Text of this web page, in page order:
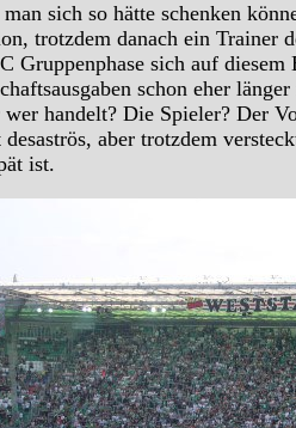
sich so hätte schenken
trotzdem danach ein Trainer
sich auf
schon eher
handelt? Die Spieler? Der
aber trotzdem
ist.